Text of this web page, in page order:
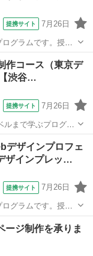
提携サイト 7月26日
グラムです。授業
」やWeb制作ソ
作コース（東京デ
渋谷…
提携サイト 7月26日
まで学ぶプログラ
（調査・要件定義・
間中心設計・行動
デザインプロフェ
ザインプレッ…
提携サイト 7月26日
グラムです。授業
」やWeb制作ソ
ージ制作を承りま